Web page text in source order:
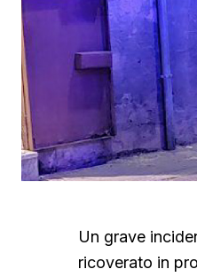
Un grave
ricoverato in